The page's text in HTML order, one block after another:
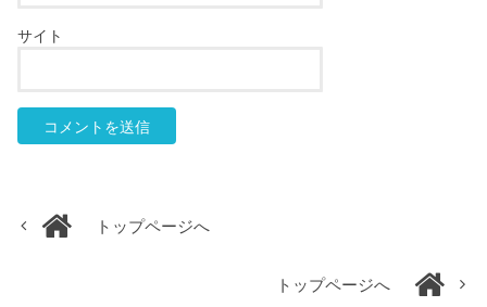
サイト
トップページへ
トップページへ